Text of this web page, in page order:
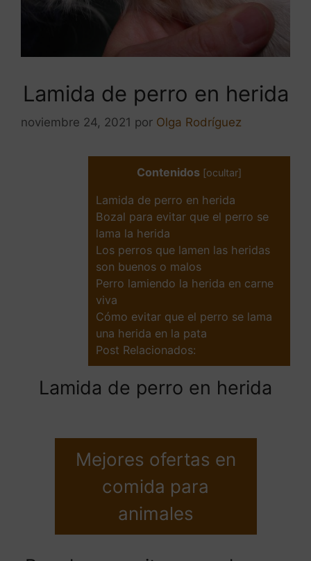
Lamida de perro en herida
noviembre 24, 2021 por Olga Rodríguez
Contenidos [ocultar]
Lamida de perro en herida
Bozal para evitar que el perro se
lama la herida
Los perros que lamen las heridas
son buenos o malos
Perro lamiendo la herida en carne
viva
Cómo evitar que el perro se lama
una herida en la pata
Post Relacionados:
Lamida de perro en herida
Mejores ofertas en
comida para
animales